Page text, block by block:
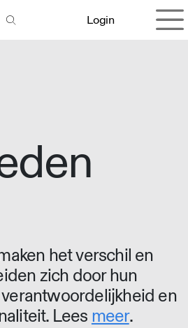
Login
het verschil en
zich door hun
en
Lees meer.